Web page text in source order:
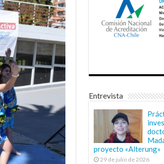
Entrevista
proyecto «Alterung»
29 de julio de 2026